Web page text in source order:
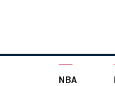
NBA